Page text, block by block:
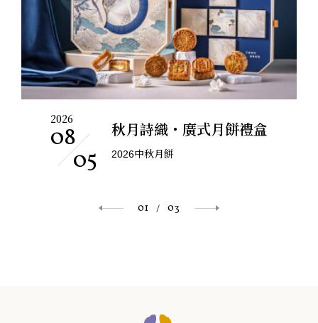
2026
08
05
秋月詩織・廣式月餅禮盒
2026中秋月餅
01 / 03